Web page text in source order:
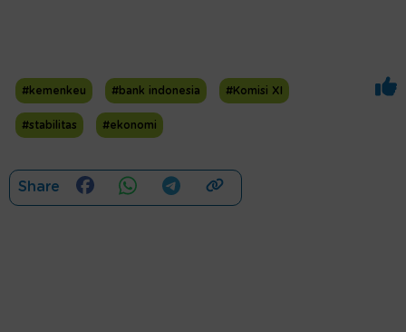
#kemenkeu #bank indonesia #Komisi XI
#stabilitas #ekonomi
Share